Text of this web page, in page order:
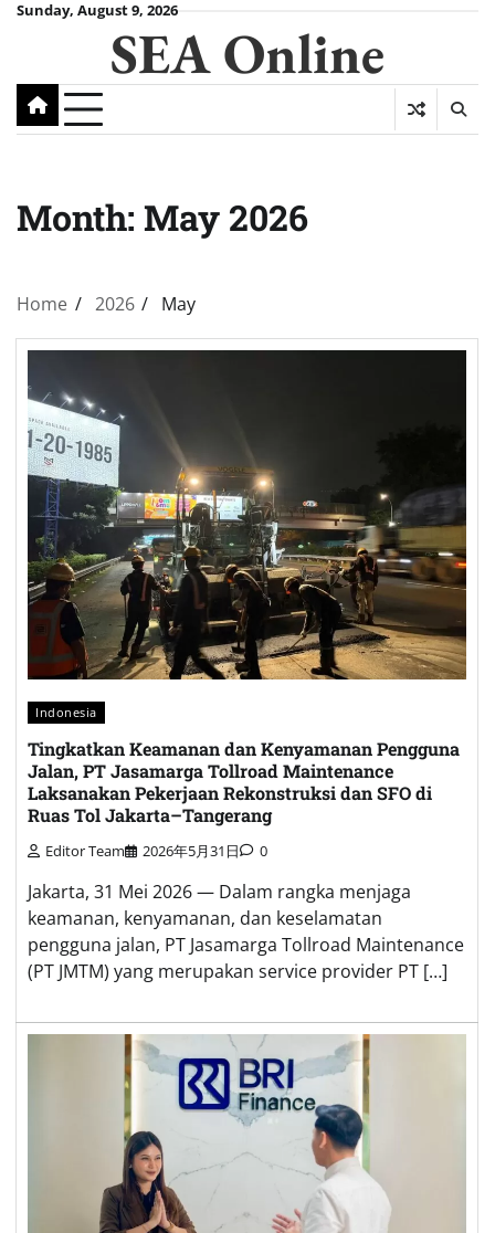
SkipSunday, August 9, 2026
SEA Online
Month: May 2026
Home 2026 May
Indonesia
Tingkatkan Keamanan dan Kenyamanan Pengguna
Jalan, PT Jasamarga Tollroad Maintenance
Laksanakan Pekerjaan Rekonstruksi dan SFO di
Ruas Tol Jakarta–Tangerang
Editor Team 2026年5月31日 0
Jakarta, 31 Mei 2026 — Dalam rangka menjaga
keamanan, kenyamanan, dan keselamatan
pengguna jalan, PT Jasamarga Tollroad Maintenance
(PT JMTM) yang merupakan service provider PT […]